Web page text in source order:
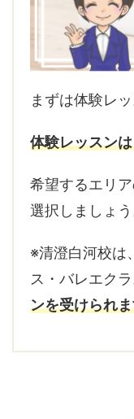
まずは体験レ
体験レッスン
希望するエリ
選択しましょう
※清澄白河校は
ス・バレエク
ンを受けられ